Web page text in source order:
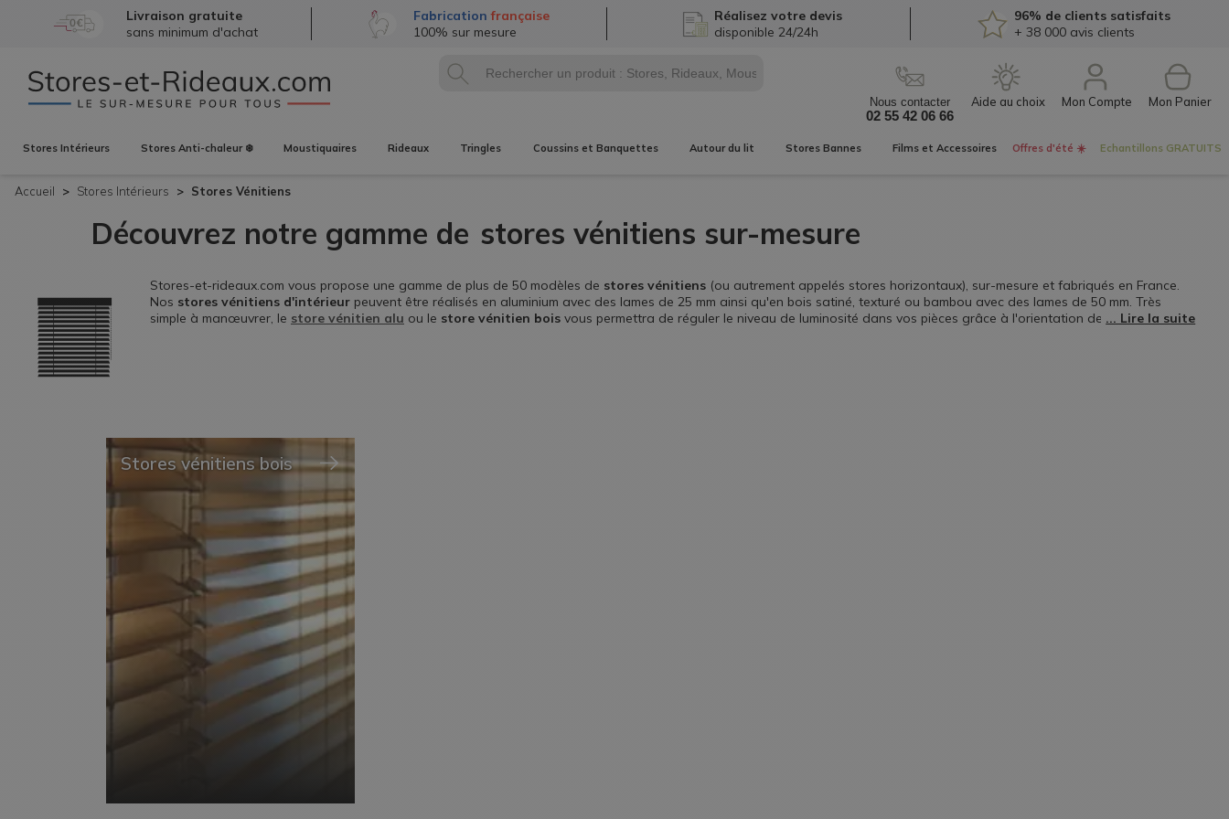
Livraison gratuite
sans minimum d'achat
Fabrication française
100% sur mesure
Réalisezvotre devis
disponible 24/24h
96% de clients satisfaits
+ 38 000avis clients
Nous contacter
02 55 42 06 66
Mon Compte
StoresIntérieurs Stores Anti-chaleur ❄️ Moustiquaires Rideaux Tringles Coussins et Banquettes Autour du lit Stores Bannes Films et Accessoires Offres d'été ☀️ Echantillons GRATUITS
Accueil Stores Intérieurs Stores Vénitiens
Découvrez notre gamme de stores vénitiens sur-mesure
Stores-et-rideaux.com vous propose une gamme de plus de 50 modèles de stores vénitiens (ou autrement appelés stores horizontaux), sur-mesure et fabriqués en France.
Nos stores vénitiens d'intérieur peuvent être réalisés en aluminium avec des lames de 25 mm ainsi qu'en bois satiné, texturé ou bambou avec des lames de 50 mm. Très
simple à manœuvrer, le store vénitien alu ou le store vénitien bois vous permettra de réguler le niveau de luminosité dans vos pièces grâce à l'orientation des lames
Stores vénitiens bois